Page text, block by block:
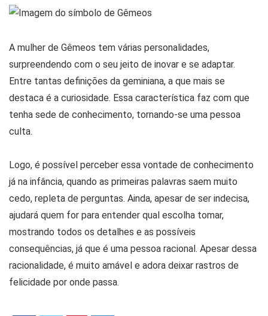
A mulher de Gêmeos tem várias personalidades,
surpreendendo com o seu jeito de inovar e se adaptar.
Entre tantas definições da geminiana, a que mais se
destaca é a curiosidade. Essa característica faz com que
tenha sede de conhecimento, tornando-se uma pessoa
culta.
Logo, é possível perceber essa vontade de conhecimento
já na infância, quando as primeiras palavras saem muito
cedo, repleta de perguntas. Ainda, apesar de ser indecisa,
ajudará quem for para entender qual escolha tomar,
mostrando todos os detalhes e as possíveis
consequências, já que é uma pessoa racional. Apesar dessa
racionalidade, é muito amável e adora deixar rastros de
felicidade por onde passa.